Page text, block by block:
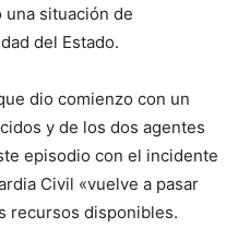
situación de
del Estado.
dio comienzo con un
y de los dos agentes
episodio con el incidente
Civil «vuelve a pasar
recursos disponibles.